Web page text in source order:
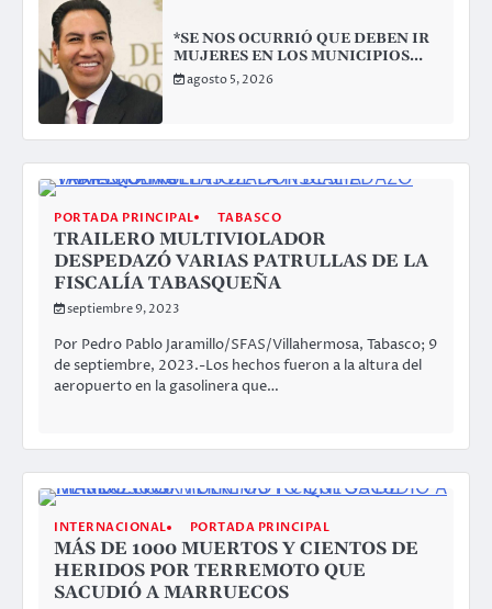
*SE NOS OCURRIÓ QUE DEBEN IR
MUJERES EN LOS MUNICIPIOS
GOBERNADOS POR HOMBRES:
ERA*
agosto 5, 2026
PORTADA PRINCIPAL TABASCO
TRAILERO MULTIVIOLADOR
DESPEDAZÓ VARIAS PATRULLAS DE LA
FISCALÍA TABASQUEÑA
septiembre 9, 2023
Por Pedro Pablo Jaramillo/SFAS/Villahermosa, Tabasco; 9
de septiembre, 2023.-Los hechos fueron a la altura del
aeropuerto en la gasolinera que…
INTERNACIONAL PORTADA PRINCIPAL
MÁS DE 1000 MUERTOS Y CIENTOS DE
HERIDOS POR TERREMOTO QUE
SACUDIÓ A MARRUECOS